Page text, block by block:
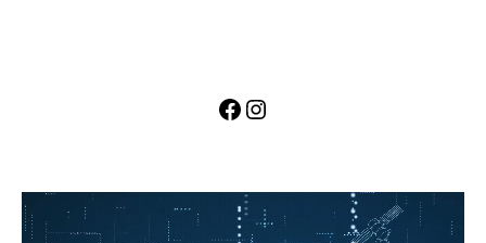
Facebook
Instagram